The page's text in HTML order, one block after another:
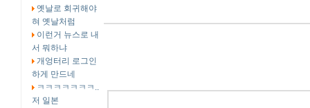
옛날로 회귀해야
혀 옛날처럼
이런거 뉴스로 내
서 뭐하냐
개엉터리 로그인
하게 만드네
ㅋㅋㅋㅋㅋㅋㅋ..
저 일본